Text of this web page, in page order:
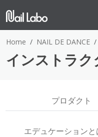
Home NAIL DE DANCE
インストラク
プロダクト
エデュケーションと